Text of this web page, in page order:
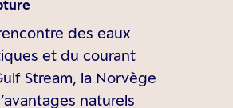
des eaux
et du courant
Stream, la Norvège
naturels